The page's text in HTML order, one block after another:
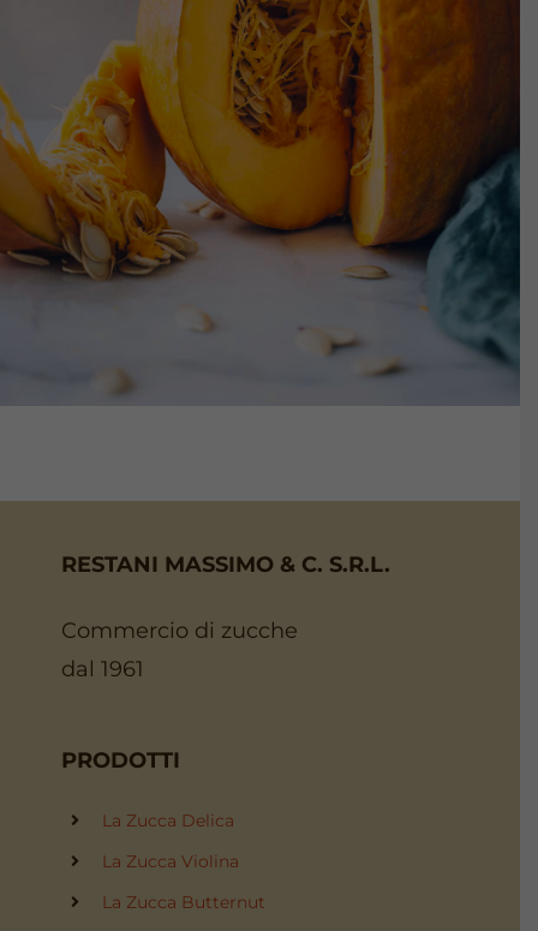
RESTANI MASSIMO & C. S.R.L.
Commercio di zucche
dal 1961
PRODOTTI
La Zucca Delica
La Zucca Violina
La Zucca Butternut